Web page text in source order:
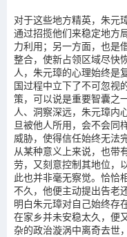
对于这些地方精英，朱元
通过招揽他们来稳定地方
力利用；另一方面，也是
整合，使新占领区域尽快
人，朱元璋的心理始终是
国过程中立下了不可忽视
策，可以说是重要智囊之
人、洞察深远，朱元璋
旦被他人所用，会不会同
威胁，使得信任始终无法
从某种意义上来说，也
劳，又刻意控制其地位，
此也并非毫无察觉。恰恰
不久，他便主动提出告老
明白朱元璋对自己始终存
在家乡并未安稳太久，便
杂的政治漩涡中离奇去世